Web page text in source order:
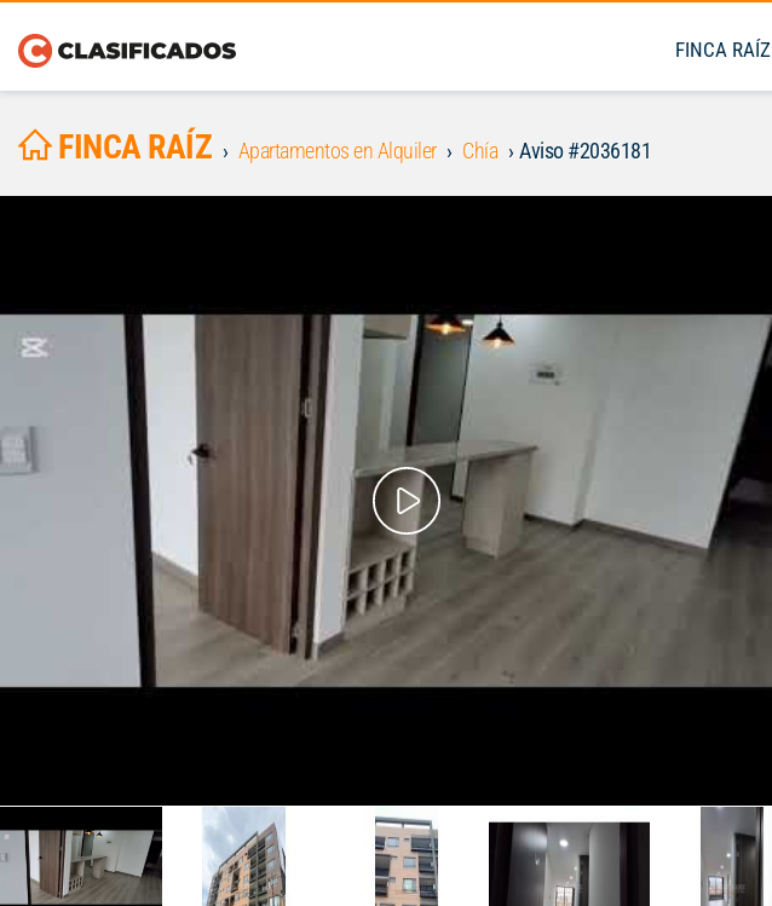
FINCA RAÍZ
FINCA RAÍZ Apartamentos en Alquiler Chía Aviso #2036181